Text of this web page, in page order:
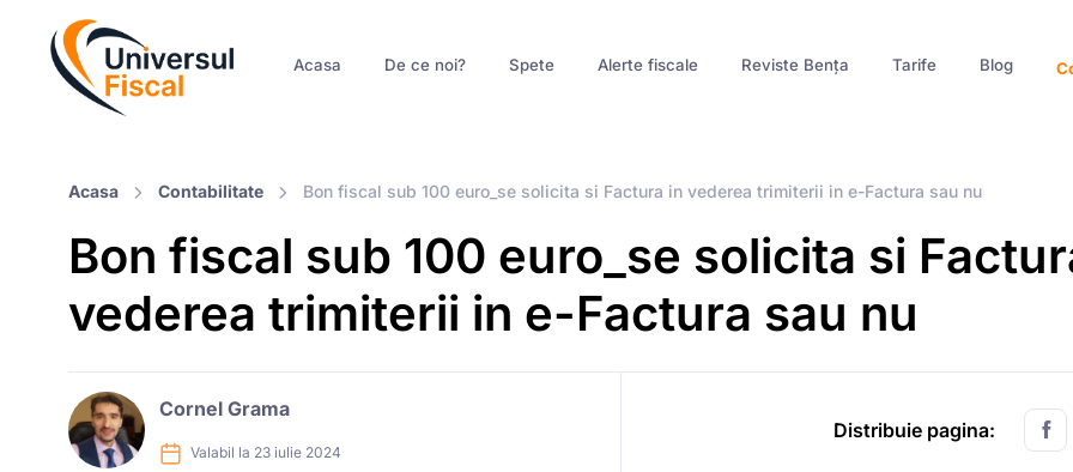
Acasa De ce noi? Spete Alerte fiscale Reviste Bența Tarife Blog
Acasa Contabilitate Bon fiscal sub 100 euro_se solicita si Factura in vederea trimiterii in e-Factura sau nu
Bon fiscal sub 100 euro_se solicita si
vederea trimiterii in e-Factura sau nu
Cornel Grama
Valabil la 23 iulie 2024
Distribuie pagina: